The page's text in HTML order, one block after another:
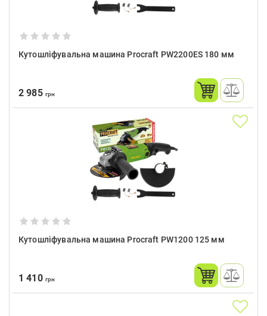
Кутошліфувальна машина Procraft PW2200ES 180 мм
2 985 грн
Кутошліфувальна машина Procraft PW1200 125 мм
1 410 грн